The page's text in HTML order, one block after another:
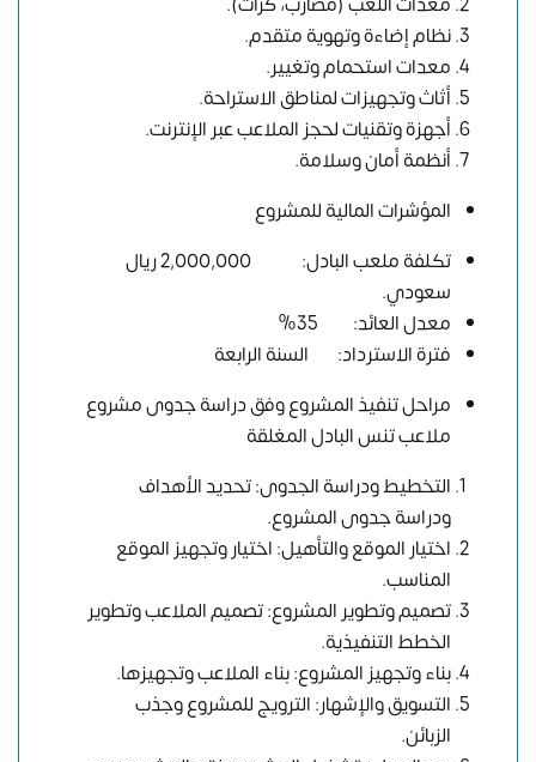
نظام إضاءة وتهوية متقدم.
معدات استحمام وتغيير.
أثاث وتجهيزات لمناطق الاستراحة.
أجهزة وتقنيات لحجز الملاعب عبر الإنترنت.
أنظمة أمان وسلامة.
المؤشرات المالية للمشروع
تكلفة ملعب البادل: 2,000,000 ريال
سعودي.
معدل العائد: 35%
فترة الاسترداد: السنة الرابعة
مراحل تنفيذ المشروع وفق دراسة جدوى مشروع
ملاعب تنس البادل المغلقة
التخطيط ودراسة الجدوى: تحديد الأهداف
ودراسة جدوى المشروع.
اختيار الموقع والتأهيل: اختيار وتجهيز الموقع
المناسب.
تصميم وتطوير المشروع: تصميم الملاعب وتطوير
الخطط التنفيذية.
بناء وتجهيز المشروع: بناء الملاعب وتجهيزها.
التسويق والإشهار: الترويج للمشروع وجذب
الزبائن.